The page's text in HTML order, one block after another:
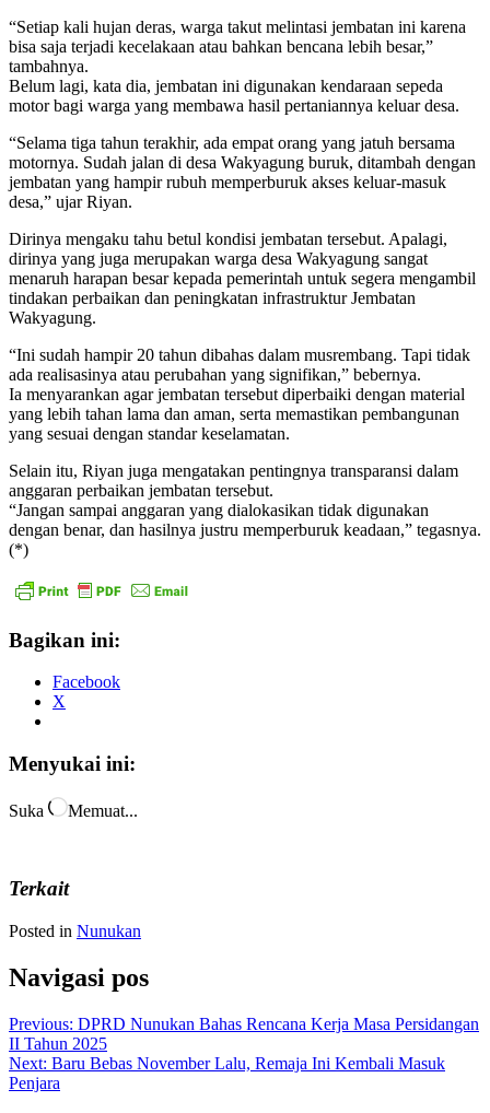
“Setiap kali hujan deras, warga takut melintasi jembatan ini karena
bisa saja terjadi kecelakaan atau bahkan bencana lebih besar,”
tambahnya.
Belum lagi, kata dia, jembatan ini digunakan kendaraan sepeda
motor bagi warga yang membawa hasil pertaniannya keluar desa.
“Selama tiga tahun terakhir, ada empat orang yang jatuh bersama
motornya. Sudah jalan di desa Wakyagung buruk, ditambah dengan
jembatan yang hampir rubuh memperburuk akses keluar-masuk
desa,” ujar Riyan.
Dirinya mengaku tahu betul kondisi jembatan tersebut. Apalagi,
dirinya yang juga merupakan warga desa Wakyagung sangat
menaruh harapan besar kepada pemerintah untuk segera mengambil
tindakan perbaikan dan peningkatan infrastruktur Jembatan
Wakyagung.
“Ini sudah hampir 20 tahun dibahas dalam musrembang. Tapi tidak
ada realisasinya atau perubahan yang signifikan,” bebernya.
Ia menyarankan agar jembatan tersebut diperbaiki dengan material
yang lebih tahan lama dan aman, serta memastikan pembangunan
yang sesuai dengan standar keselamatan.
Selain itu, Riyan juga mengatakan pentingnya transparansi dalam
anggaran perbaikan jembatan tersebut.
“Jangan sampai anggaran yang dialokasikan tidak digunakan
dengan benar, dan hasilnya justru memperburuk keadaan,” tegasnya.
(*)
Bagikan ini:
Facebook
X
Menyukai ini:
Suka Memuat...
Terkait
Posted in Nunukan
Navigasi pos
Previous: DPRD Nunukan Bahas Rencana Kerja Masa Persidangan
II Tahun 2025
Next: Baru Bebas November Lalu, Remaja Ini Kembali Masuk
Penjara